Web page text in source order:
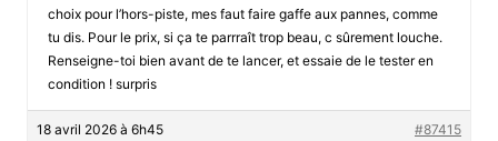
choix pour l’hors-piste, mes faut faire gaffe aux pannes, comme
tu dis. Pour le prix, si ça te parrraît trop beau, c sûrement louche.
Renseigne-toi bien avant de te lancer, et essaie de le tester en
condition ! surpris
18 avril 2026 à 6h45 #87415